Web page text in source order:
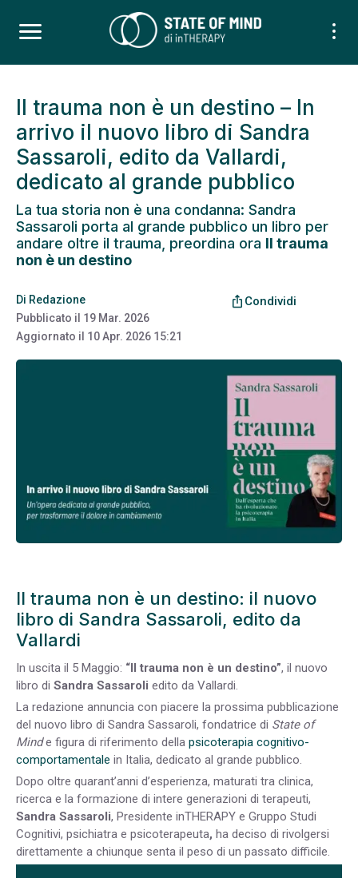
Il trauma non è un destino – In
arrivo il nuovo libro di Sandra
Sassaroli, edito da Vallardi,
dedicato al grande pubblico
La tua storia non è una condanna: Sandra
Sassaroli porta al grande pubblico un libro per
andare oltre il trauma, preordina ora Il trauma
non è un destino
Di Redazione
Pubblicato il 19 Mar. 2026
Aggiornato il 10 Apr. 2026 15:21
ios_share Condividi
Il trauma non è un destino: il nuovo
libro di Sandra Sassaroli, edito da
Vallardi
In uscita il 5 Maggio: “Il trauma non è un destino”, il nuovo
libro di Sandra Sassaroli edito da Vallardi.
La redazione annuncia con piacere la prossima pubblicazione
del nuovo libro di Sandra Sassaroli, fondatrice di State of
Minde figura di riferimento della psicoterapia cognitivo-
comportamentale in Italia, dedicato al grande pubblico.
Dopo oltre quarant’anni d’esperienza, maturati tra clinica,
ricerca e la formazione di intere generazioni di terapeuti,
Sandra Sassaroli, Presidente inTHERAPY e Gruppo Studi
Cognitivi, psichiatra e psicoterapeuta, ha deciso di rivolgersi
direttamente a chiunque senta il peso di un passato difficile.